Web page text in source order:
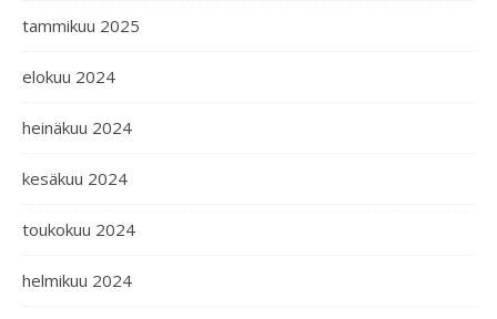
tammikuu 2025
elokuu 2024
heinäkuu 2024
kesäkuu 2024
toukokuu 2024
helmikuu 2024